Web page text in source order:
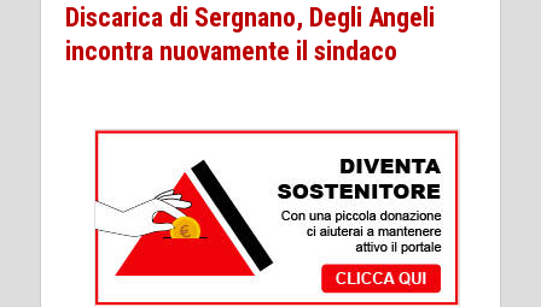
Discarica di Sergnano, Degli Angeli
incontra nuovamente il sindaco